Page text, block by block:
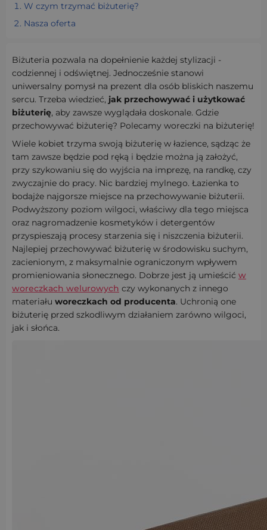
W czym trzymać biżuterię?
Nasza oferta
Biżuteria pozwala na dopełnienie każdej stylizacji -
codziennej i odświętnej. Jednocześnie stanowi
uniwersalny pomysł na prezent dla osób bliskich naszemu
sercu. Trzeba wiedzieć, jak przechowywać i użytkować
biżuterię, aby zawsze wyglądała doskonale. Gdzie
przechowywać biżuterię? Polecamy woreczki na biżuterię!
Wiele kobiet trzyma swoją biżuterię w łazience, sądząc że
tam zawsze będzie pod ręką i będzie można ją założyć,
przy szykowaniu się do wyjścia na imprezę, na randkę, czy
zwyczajnie do pracy. Nic bardziej mylnego. Łazienka to
bodajże najgorsze miejsce na przechowywanie biżuterii.
Podwyższony poziom wilgoci, właściwy dla tego miejsca
oraz nagromadzenie kosmetyków i detergentów
przyspieszają procesy starzenia się i niszczenia biżuterii.
Najlepiej przechowywać biżuterię w środowisku suchym,
zacienionym, z maksymalnie ograniczonym wpływem
promieniowania słonecznego. Dobrze jest ją umieścić w
woreczkach welurowych czy wykonanych z innego
materiału woreczkach od producenta. Uchronią one
biżuterię przed szkodliwym działaniem zarówno wilgoci,
jak i słońca.